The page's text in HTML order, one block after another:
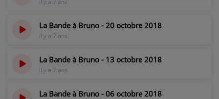
La Bande à Bruno - 20 octobre 2018
il y a 7 ans
La Bande à Bruno - 13 octobre 2018
il y a 7 ans
La Bande à Bruno - 06 octobre 2018